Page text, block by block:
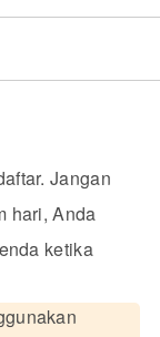
Jangan
hari, Anda
ketika